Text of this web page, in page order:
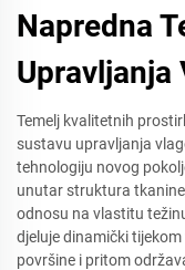
Napredna
Upravljanja
Temelj kvalitetnih
sustavu upravljanja
tehnologiju novog
unutar struktura
odnosu na vlastitu
djeluje dinamički
površine i pritom